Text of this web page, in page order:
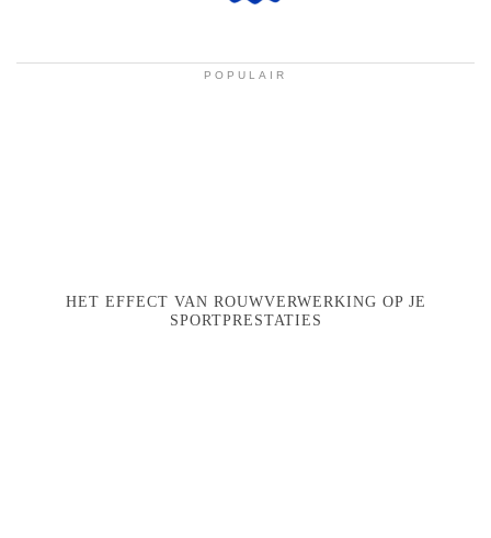
POPULAIR
HET EFFECT VAN ROUWVERWERKING OP JE
SPORTPRESTATIES